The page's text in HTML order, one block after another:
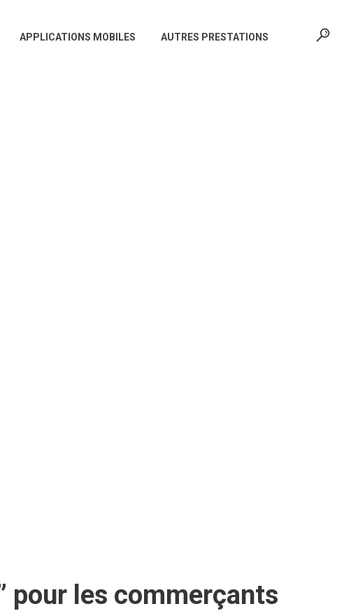
APPLICATIONS MOBILES AUTRES PRESTATIONS
pour les commerçants